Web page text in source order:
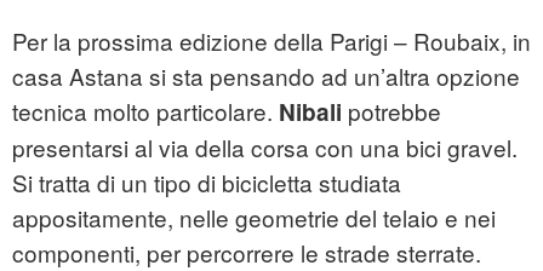
Per la prossima edizione della Parigi – Roubaix, in
casa Astana si sta pensando ad un’altra opzione
tecnica molto particolare. Nibali potrebbe
presentarsi al via della corsa con una bici gravel.
Si tratta di un tipo di bicicletta studiata
appositamente, nelle geometrie del telaio e nei
componenti, per percorrere le strade sterrate.